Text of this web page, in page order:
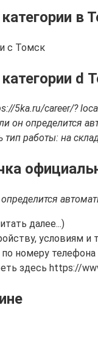
в
с Томск
d
5ka.ru/career/?
он определится
работы: на
далее...)
условиям
номеру телефона
здесь https://